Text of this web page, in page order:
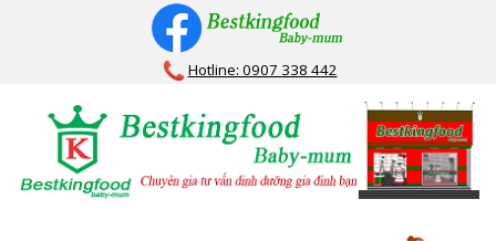
Hotline: 0907 338 442
Bestkingfood